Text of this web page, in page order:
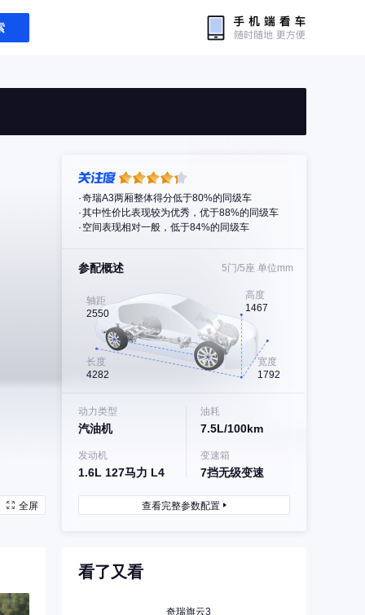
全屏
奇瑞A3两厢整体得分低于80%的同级车
其中性价比表现较为优秀，优于88%的同级车
空间表现相对一般，低于84%的同级车
参配概述 5门/5座 单位mm
轴距
2550
高度
1467
长度
4282
宽度
1792
动力类型
汽油机
油耗
7.5L/100km
发动机
1.6L 127马力 L4
变速箱
7挡无级变速
查看完整参数配置
看了又看
奇瑞旗云3